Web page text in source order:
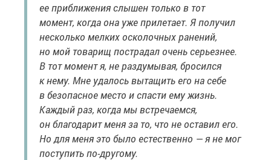
ее приближения слышен только в тот
момент, когда она уже прилетает. Я получил
несколько мелких осколочных ранений,
но мой товарищ пострадал очень серьезнее.
В тот момент я, не раздумывая, бросился
к нему. Мне удалось вытащить его на себе
в безопасное место и спасти ему жизнь.
Каждый раз, когда мы встречаемся,
он благодарит меня за то, что не оставил его.
Но для меня это было естественно — я не мог
поступить по-другому.